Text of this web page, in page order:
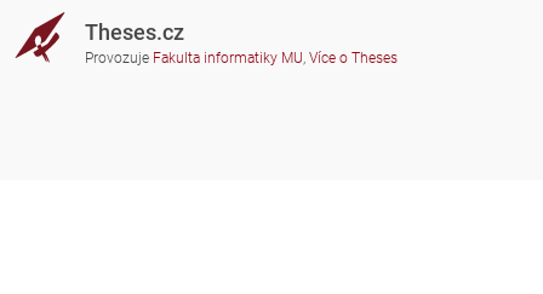
Theses.cz
Provozuje Fakulta informatiky MU, Více o Theses